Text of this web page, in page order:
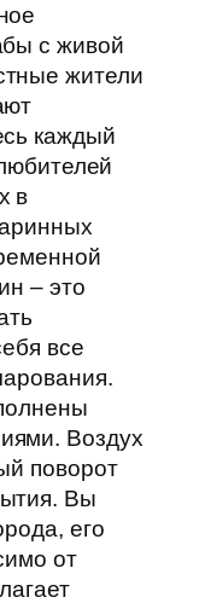
с живой
жители
каждый
в
– это
все
Воздух
поворот
Вы
его
от